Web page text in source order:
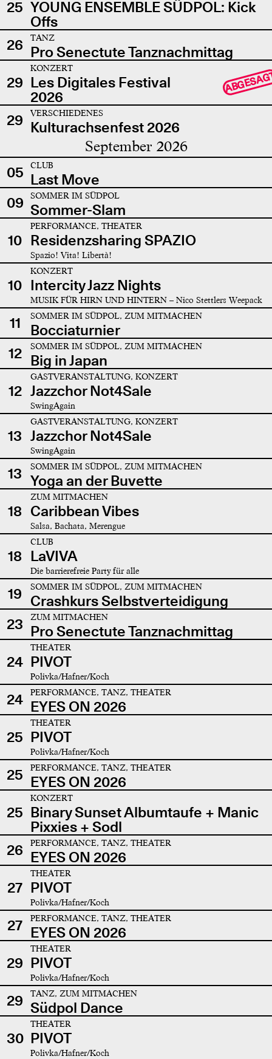
25 YOUNG ENSEMBLE SÜDPOL: Kick
Offs
26
TANZ
Pro Senectute Tanznachmittag
29
KONZERT
Les Digitales Festival
2026
29 VERSCHIEDENES
Kulturachsenfest 2026
September 2026
05 CLUB
Last Move
09
SOMMER IM SÜDPOL
Sommer-Slam
10
PERFORMANCE, THEATER
Residenzsharing SPAZIO
Spazio! Vita! Libertà!
10
KONZERT
Intercity Jazz Nights
MUSIK FÜR HIRN UND HINTERN – Nico Stettlers Weepack
11 SOMMER IM SÜDPOL, ZUM MITMACHEN
Bocciaturnier
12
SOMMER IM SÜDPOL, ZUM MITMACHEN
Big in Japan
12
GASTVERANSTALTUNG, KONZERT
Jazzchor Not4Sale
SwingAgain
13
GASTVERANSTALTUNG, KONZERT
Jazzchor Not4Sale
SwingAgain
13 SOMMER IM SÜDPOL, ZUM MITMACHEN
Yoga an der Buvette
18
ZUM MITMACHEN
Caribbean Vibes
Salsa, Bachata, Merengue
18
CLUB
LaVIVA
Die barrierefreie Party für alle
19 SOMMER IM SÜDPOL, ZUM MITMACHEN
Crashkurs Selbstverteidigung
23
ZUM MITMACHEN
Pro Senectute Tanznachmittag
24
THEATER
PIVOT
Polivka/Hafner/Koch
24 PERFORMANCE, TANZ, THEATER
EYES ON 2026
25
THEATER
PIVOT
Polivka/Hafner/Koch
25 PERFORMANCE, TANZ, THEATER
EYES ON 2026
25
KONZERT
Binary Sunset Albumtaufe + Manic
Pixxies + Sodl
26
PERFORMANCE, TANZ, THEATER
EYES ON 2026
27
THEATER
PIVOT
Polivka/Hafner/Koch
27 PERFORMANCE, TANZ, THEATER
EYES ON 2026
29
THEATER
PIVOT
Polivka/Hafner/Koch
29 TANZ, ZUM MITMACHEN
Südpol Dance
30
THEATER
PIVOT
Polivka/Hafner/Koch